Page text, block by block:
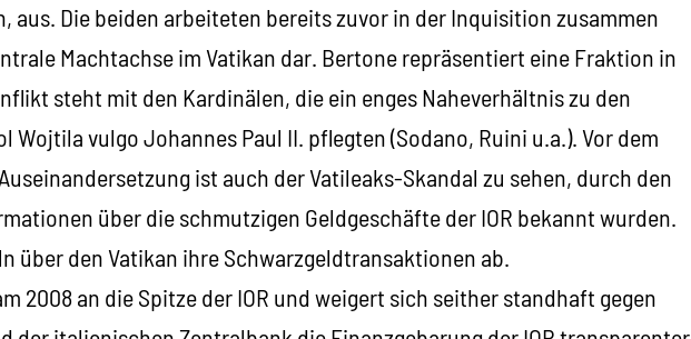
aus. Die beiden arbeiteten bereits zuvor in der Inquisition zusammen
Machtachse im Vatikan dar. Bertone repräsentiert eine Fraktion in
steht mit den Kardinälen, die ein enges Naheverhältnis zu den
Wojtila vulgo Johannes Paul II. pflegten (Sodano, Ruini u.a.). Vor dem
ist auch der Vatileaks-Skandal zu sehen, durch den
über die schmutzigen Geldgeschäfte der IOR bekannt wurden.
über den Vatikan ihre Schwarzgeldtransaktionen ab.
2008 an die Spitze der IOR und weigert sich seither standhaft gegen